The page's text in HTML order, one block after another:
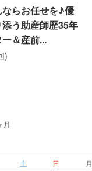
ません
シッター
らお任せを♪優
添う助産師歴35年
＆産前...
)
月
土 日